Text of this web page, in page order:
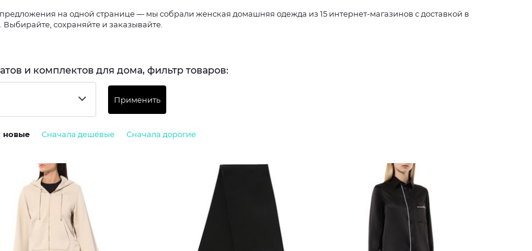
на одной странице — мы собрали женская домашняя одежда из 15 интернет-магазинов с доставкой в
Выбирайте, сохраняйте и заказывайте.
и комплектов для дома, фильтр товаров:
Применить
новые Сначала дешёвые Сначала дорогие